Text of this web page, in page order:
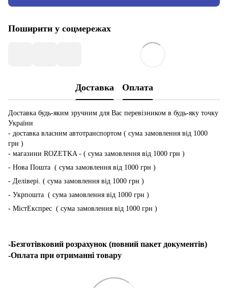
Поширити у соцмережах
Доставка Оплата
Доставка будь-яким зручним для Вас перевізником в будь-яку точку
України
- доставка власним автотранспортом ( сума замовлення від 1000
грн )
- магазини ROZETKA - ( сума замовлення від 1000 грн )
- Нова Пошта ( сума замовлення від 1000 грн )
- Делівері. ( сума замовлення від 1000 грн )
- Укрпошта ( сума замовлення від 1000 грн )
- МістЕкспрес ( сума замовлення від 1000 грн )
-Безготівковий розрахунок (повний пакет документів)
-Оплата при отриманні товару